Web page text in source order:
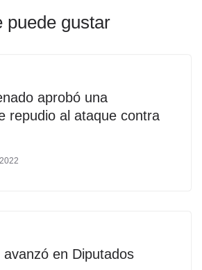
puede gustar
aprobó una
repudio al ataque contra
en Diputados